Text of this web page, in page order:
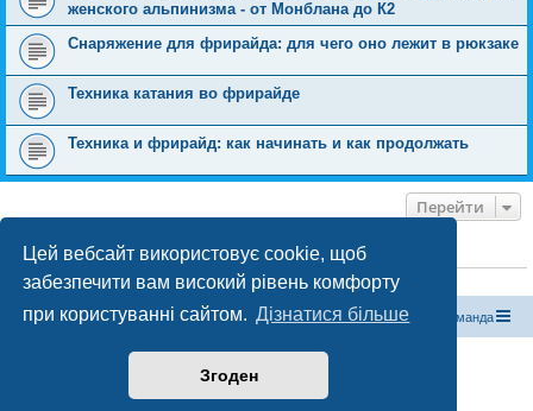
Цей вебсайт використовує cookie, щоб
забезпечити вам високий рівень комфорту
при користуванні сайтом. Дізнатися більше
Згоден
женского альпинизма - от Монблана до К2
Снаряжение для фрирайда: для чего оно лежит в рюкзаке
Техника катания во фрирайде
Техника и фрирайд: как начинать и как продолжать
Перейти
ХТО ЗАРАЗ ОНЛАЙН
Зараз переглядають цей форум:ClaudeBot [бот ШІ]і 0 гостей
Магазин спорядження Туристичний форум «Рюкзак» Команда
Працює на phpBB® Forum Software © phpBB Limited
Конфіденційність